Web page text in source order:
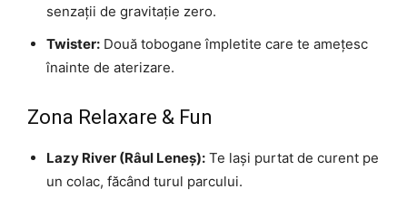
senzații de gravitație zero.
Twister: Două tobogane împletite care te amețesc
înainte de aterizare.
Zona Relaxare & Fun
Lazy River (Râul Leneș): Te lași purtat de curent pe
un colac, făcând turul parcului.